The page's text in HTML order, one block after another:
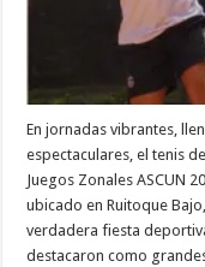
En jornadas vibrantes,
espectaculares, el tenis
Juegos Zonales ASCUN
ubicado en Ruitoque
verdadera fiesta
destacaron como